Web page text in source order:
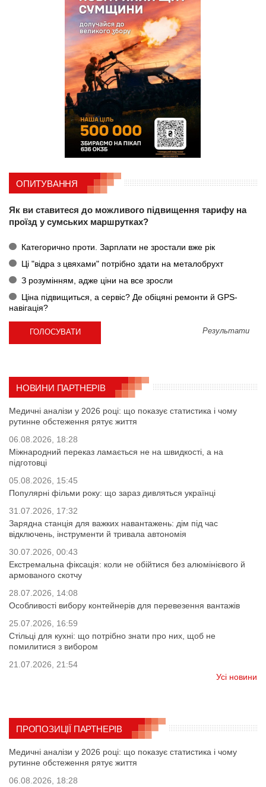
ОПИТУВАННЯ
Як ви ставитеся до можливого підвищення тарифу на
проїзд у сумських маршрутках?
Категорично проти. Зарплати не зростали вже рік
Ці "відра з цвяхами" потрібно здати на металобрухт
З розумінням, адже ціни на все зросли
Ціна підвищиться, а сервіс? Де обіцяні ремонти й GPS-
навігація?
Результати
НОВИНИ ПАРТНЕРІВ
Медичні аналізи у 2026 році: що показує статистика і чому
рутинне обстеження рятує життя
06.08.2026, 18:28
Міжнародний переказ ламається не на швидкості, а на
підготовці
05.08.2026, 15:45
Популярні фільми року: що зараз дивляться українці
31.07.2026, 17:32
Зарядна станція для важких навантажень: дім під час
відключень, інструменти й тривала автономія
30.07.2026, 00:43
Екстремальна фіксація: коли не обійтися без алюмінієвого й
армованого скотчу
28.07.2026, 14:08
Особливості вибору контейнерів для перевезення вантажів
25.07.2026, 16:59
Стільці для кухні: що потрібно знати про них, щоб не
помилитися з вибором
21.07.2026, 21:54
Усі новини
ПРОПОЗИЦІЇ ПАРТНЕРІВ
Медичні аналізи у 2026 році: що показує статистика і чому
рутинне обстеження рятує життя
06.08.2026, 18:28